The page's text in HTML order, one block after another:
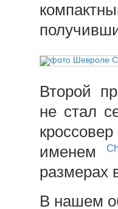
Второй
не стал
именем
размерах
В нашем